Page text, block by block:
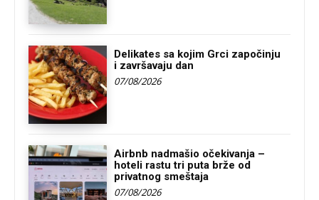
Delikates sa kojim Grci započinju
i završavaju dan
07/08/2026
Airbnb nadmašio očekivanja –
hoteli rastu tri puta brže od
privatnog smeštaja
07/08/2026